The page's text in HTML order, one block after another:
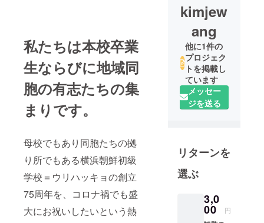
私たちは本校卒業
生ならびに地域同
胞の有志たちの集
まりです。
母校でもあり同胞たちの拠
り所でもある横浜朝鮮初級
学校＝ウリハッキョの創立
75周年を、コロナ禍でも盛
大にお祝いしたいという熱
kimjew
ang
他に1件の
プロジェク
トを掲載し
ています
メッセー
ジを送る
リターンを
選ぶ
3,0
00 円